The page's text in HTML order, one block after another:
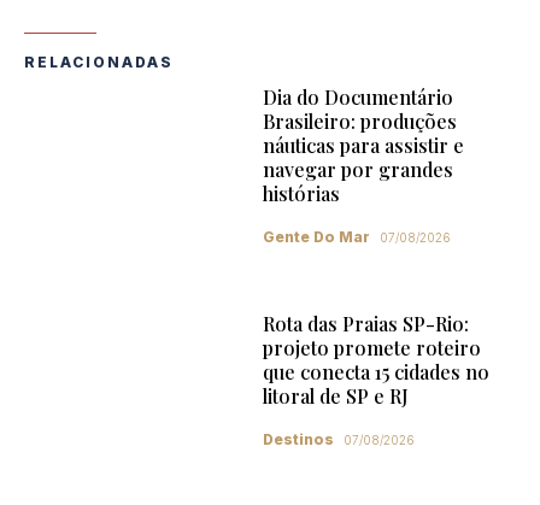
RELACIONADAS
Dia do Documentário
Brasileiro: produções
náuticas para assistir e
navegar por grandes
histórias
Gente Do Mar 07/08/2026
Rota das Praias SP-Rio:
projeto promete roteiro
que conecta 15 cidades no
litoral de SP e RJ
Destinos 07/08/2026